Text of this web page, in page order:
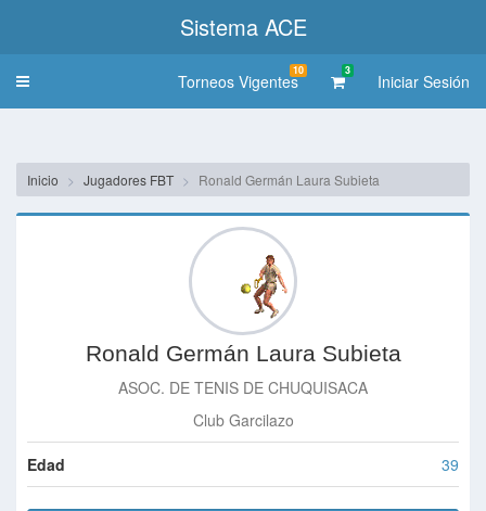
Sistema ACE
Toggle
Torneos Vigentes
10 3
Iniciar Sesión
Inicio Jugadores FBT Ronald Germán Laura Subieta
Ronald Germán Laura Subieta
ASOC. DE TENIS DE CHUQUISACA
Club Garcilazo
Edad 39